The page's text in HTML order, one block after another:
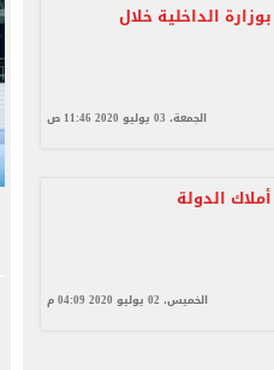
الداخلية خلال
الجمعة، 03 يوليو 2020 11:46 ص
الدولة
الخميس، 02 يوليو 2020 04:09 م